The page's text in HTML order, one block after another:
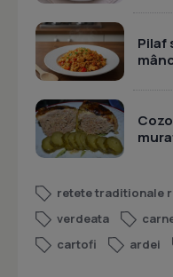
Pilaf
retete traditionale
verdeata
cartofi
ardei